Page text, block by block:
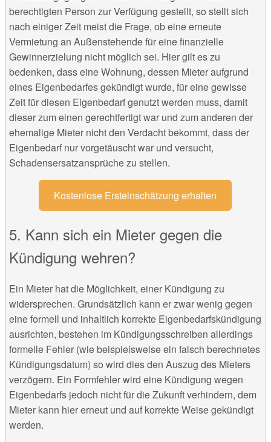
berechtigten Person zur Verfügung gestellt, so stellt sich
nach einiger Zeit meist die Frage, ob eine erneute
Vermietung an Außenstehende für eine finanzielle
Gewinnerzielung nicht möglich sei. Hier gilt es zu
bedenken, dass eine Wohnung, dessen Mieter aufgrund
eines Eigenbedarfes gekündigt wurde, für eine gewisse
Zeit für diesen Eigenbedarf genutzt werden muss, damit
dieser zum einen gerechtfertigt war und zum anderen der
ehemalige Mieter nicht den Verdacht bekommt, dass der
Eigenbedarf nur vorgetäuscht war und versucht,
Schadensersatzansprüche zu stellen.
Kostenlose Ersteinschätzung erhalten
5. Kann sich ein Mieter gegen die
Kündigung wehren?
Ein Mieter hat die Möglichkeit, einer Kündigung zu
widersprechen. Grundsätzlich kann er zwar wenig gegen
eine formell und inhaltlich korrekte Eigenbedarfskündigung
ausrichten, bestehen im Kündigungsschreiben allerdings
formelle Fehler (wie beispielsweise ein falsch berechnetes
Kündigungsdatum) so wird dies den Auszug des Mieters
verzögern. Ein Formfehler wird eine Kündigung wegen
Eigenbedarfs jedoch nicht für die Zukunft verhindern, dem
Mieter kann hier erneut und auf korrekte Weise gekündigt
werden.